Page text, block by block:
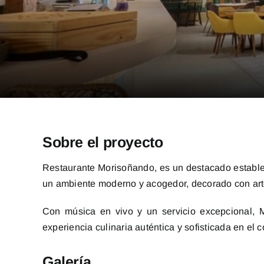
Sobre el proyecto
Restaurante Morisoñando, es un destacado
un ambiente moderno y acogedor, decorado con
Con música en vivo y un servicio excepcional,
experiencia culinaria auténtica y sofisticada en el